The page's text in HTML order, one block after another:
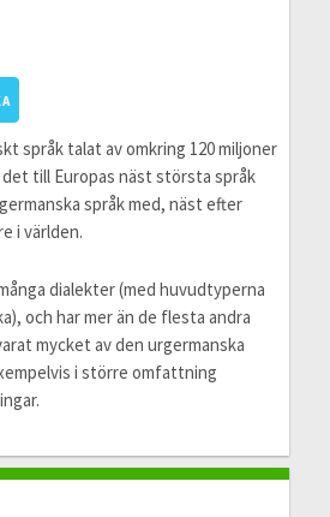
språk talat av omkring 120 miljoner
till Europas näst största språk
språk med, näst efter
i världen.
dialekter (med huvudtyperna
och har mer än de flesta andra
mycket av den urgermanska
i större omfattning